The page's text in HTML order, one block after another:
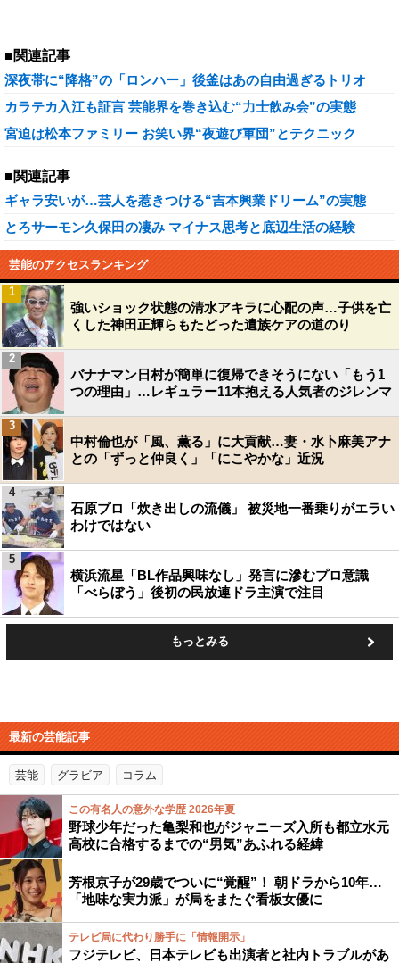
■関連記事
深夜帯に“降格”の「ロンハー」後釜はあの自由過ぎるトリオ
カラテカ入江も証言 芸能界を巻き込む“力士飲み会”の実態
宮迫は松本ファミリー お笑い界“夜遊び軍団”とテクニック
■関連記事
ギャラ安いが…芸人を惹きつける“吉本興業ドリーム”の実態
とろサーモン久保田の凄み マイナス思考と底辺生活の経験
芸能のアクセスランキング
強いショック状態の清水アキラに心配の声…子供を亡
くした神田正輝らもたどった遺族ケアの道のり
1
バナナマン日村が簡単に復帰できそうにない「もう1
つの理由」…レギュラー11本抱える人気者のジレンマ
2
中村倫也が「風、薫る」に大貢献…妻・水卜麻美アナ
との「ずっと仲良く」「にこやかな」近況
3
石原プロ「炊き出しの流儀」 被災地一番乗りがエラい
わけではない
4
横浜流星「BL作品興味なし」発言に滲むプロ意識
「べらぼう」後初の民放連ドラ主演で注目
5
もっとみる
最新の芸能記事
芸能 グラビア コラム
この有名人の意外な学歴 2026年夏
野球少年だった亀梨和也がジャニーズ入所も都立水元
高校に合格するまでの“男気”あふれる経緯
芳根京子が29歳でついに“覚醒”！ 朝ドラから10年…
「地味な実力派」が局をまたぐ看板女優に
テレビ局に代わり勝手に「情報開示」
フジテレビ、日本テレビも出演者と社内トラブルがあ